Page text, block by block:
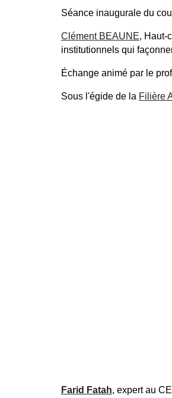
Séance inaugurale du
Clément BEAUNE, Haut-
institutionnels qui
Échange animé par le
Sous l'égide de la Filière
Farid Fatah, expert au